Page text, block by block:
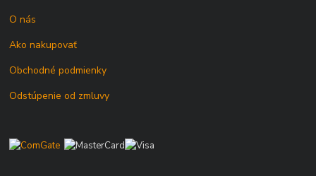
O nás
Ako nakupovať
Obchodné podmienky
Odstúpenie od zmluvy